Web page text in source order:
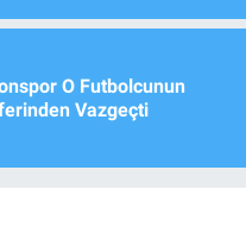
O Futbolcunun
Vazgeçti